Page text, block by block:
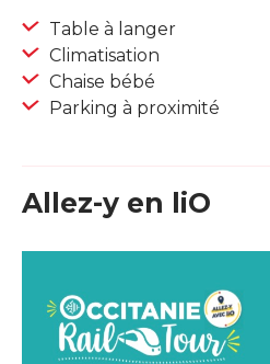
Table à langer
Climatisation
Chaise bébé
Parking à proximité
Allez-y en liO